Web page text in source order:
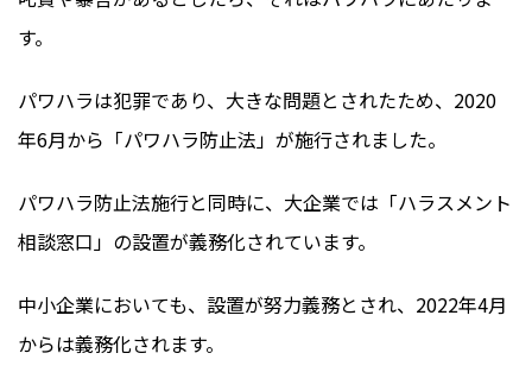
す。
パワハラは犯罪であり、大きな問題とされたため、2020
年6月から「パワハラ防止法」が施行されました。
パワハラ防止法施行と同時に、大企業では「ハラスメント
相談窓口」の設置が義務化されています。
中小企業においても、設置が努力義務とされ、2022年4月
からは義務化されます。